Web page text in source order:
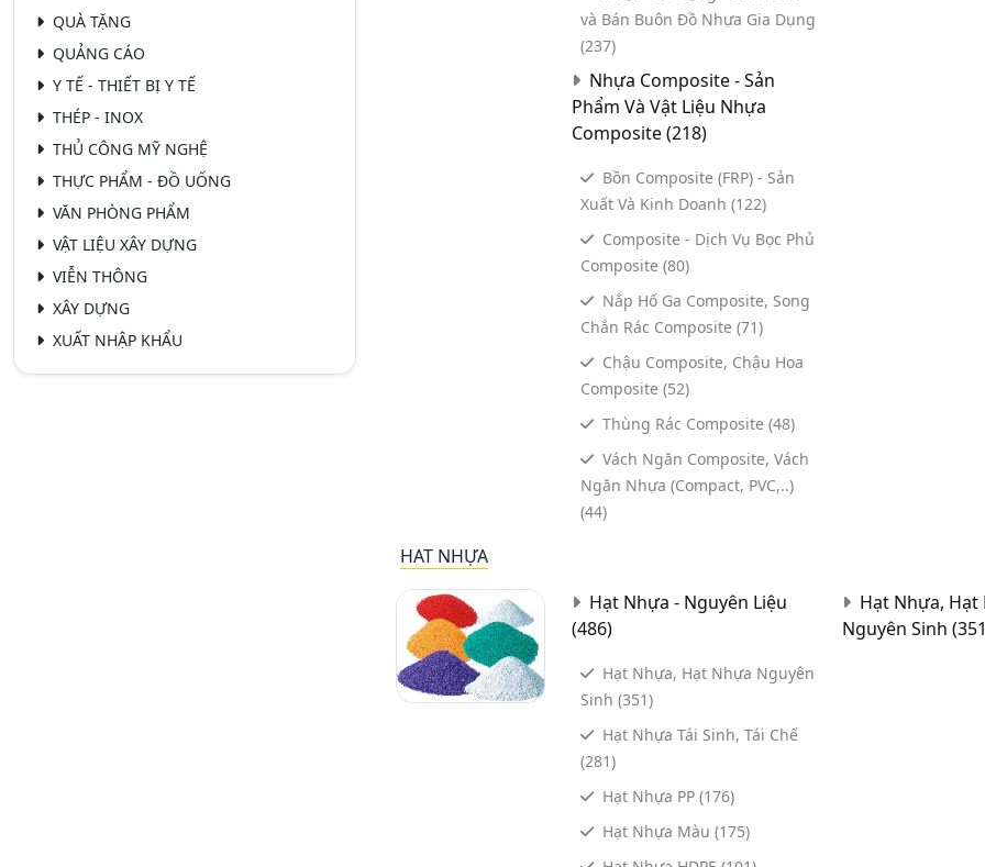
QUÀ TẶNG
QUẢNG CÁO
Y TẾ - THIẾT BỊ Y TẾ
THÉP - INOX
THỦ CÔNG MỸ NGHỆ
THỰC PHẨM - ĐỒ UỐNG
VĂN PHÒNG PHẨM
VẬT LIỆU XÂY DỰNG
VIỄN THÔNG
XÂY DỰNG
XUẤT NHẬP KHẨU
và Bán Buôn Đồ Nhựa Gia Dụng
(237)
Nhựa Composite - Sản
Phẩm Và Vật Liệu Nhựa
Composite(218)
Bồn Composite (FRP) - Sản
Xuất Và Kinh Doanh (122)
Composite - Dịch Vụ Bọc Phủ
Composite (80)
Nắp Hố Ga Composite, Song
Chắn Rác Composite (71)
Chậu Composite, Chậu Hoa
Composite (52)
Thùng Rác Composite (48)
Vách Ngăn Composite, Vách
Ngăn Nhựa (Compact, PVC,..)
(44)
HAT NHỰA
Hạt Nhựa - Nguyên Liệu
(486)
Hạt Nhựa, Hạt Nhựa Nguyên
Sinh (351)
Hạt Nhựa Tái Sinh, Tái Chế
(281)
Hạt Nhựa PP (176)
Hạt Nhựa Màu (175)
Hạt Nhựa, Hạt
Nguyên Sinh